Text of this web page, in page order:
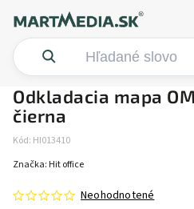
Odkladacia mapa
čierna
Kód: HI013410
Neohodnotené
Značka: Hit office